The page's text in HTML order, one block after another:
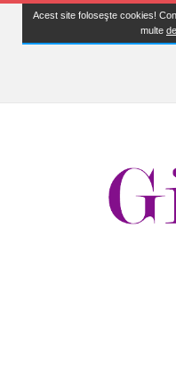
Acest site foloseşte cookies!
multe